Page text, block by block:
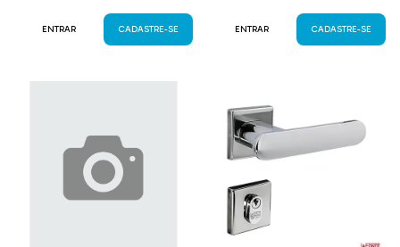
ENTRAR CADASTRE-SE ENTRAR CADASTRE-SE